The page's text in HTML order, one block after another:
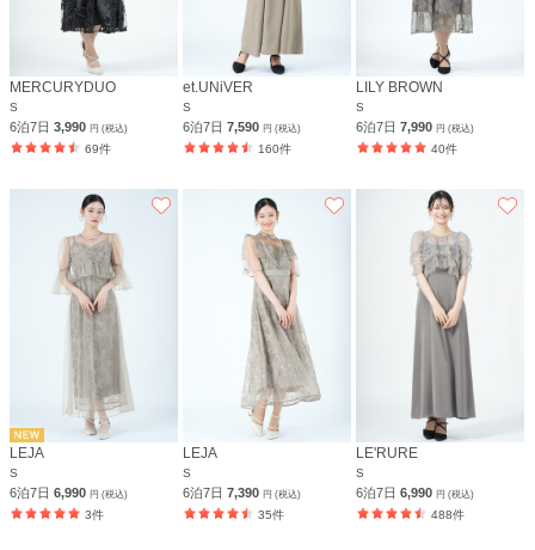
MERCURYDUO
S
6泊7日 3,990 円 (税込)
69件
et.UNiVER
S
6泊7日7,590円 (税込)
160件
LILY BROWN
S
6泊7日7,990円 (税込)
40件
LEJA
S
6泊7日 6,990 円 (税込)
3件
LEJA
S
6泊7日7,390円 (税込)
35件
LE'RURE
S
6泊7日6,990円 (税込)
488件